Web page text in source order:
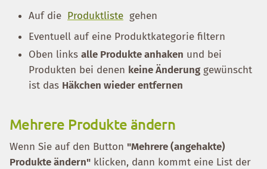
Auf die Produktliste gehen
Eventuell auf eine Produktkategorie filtern
Oben links alle Produkte anhaken und bei
Produkten bei denen keine Änderung gewünscht
ist das Häkchen wieder entfernen
Mehrere Produkte ändern
Wenn Sie auf den Button "Mehrere (angehakte)
Produkte ändern" klicken, dann kommt eine List der